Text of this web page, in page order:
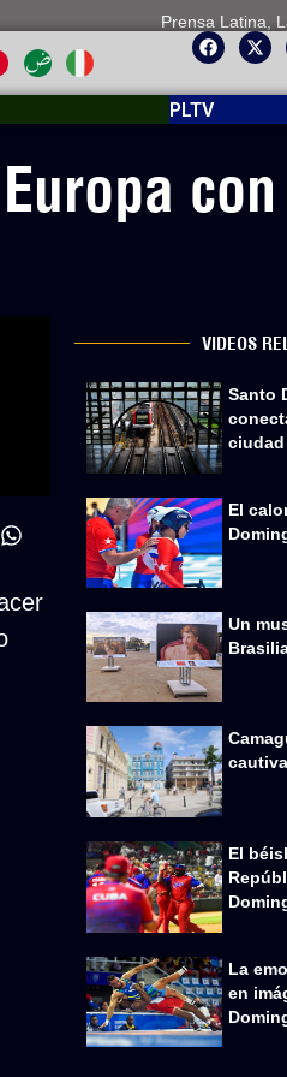
Prensa Latina,
PLTV
VIDEOS
Santo
ciudad
El
Un
cautiva
El
La
en